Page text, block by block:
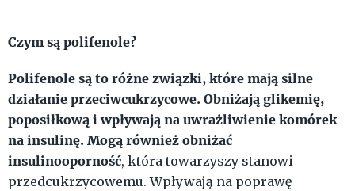
Czym są polifenole?
Polifenole są to różne związki, które mają silne
działanie przeciwcukrzycowe. Obniżają glikemię,
poposiłkową i wpływają na uwrażliwienie komórek
na insulinę. Mogą również obniżać
insulinooporność, która towarzyszy stanowi
przedcukrzycowemu. Wpływają na poprawę